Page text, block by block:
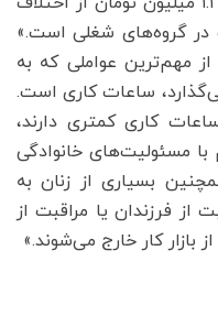
در گروه‌های شغلی است.»
مهم‌ترین عواملی که به
ساعات کاری است.
کاری کمتری دارند،
با مسئولیت‌های خانوادگی
بسیاری از زنان به
از فرزندان یا مراقبت از
بازار کار خارج می‌شوند.»